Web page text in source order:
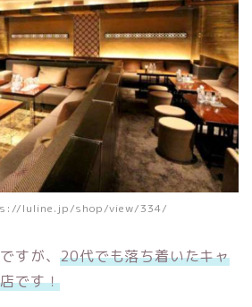
luline.jp/shop/view/334/
すが、20代でも落ち着いたキャ
です！